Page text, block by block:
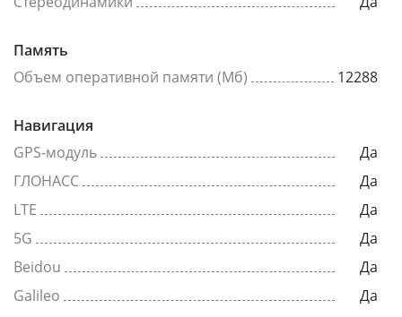
Память
Объем оперативной памяти (Мб)
12288
Навигация
GPS-модуль
Да
ГЛОНАСС
Да
LTE
Да
5G
Да
Beidou
Да
Galileo
Да